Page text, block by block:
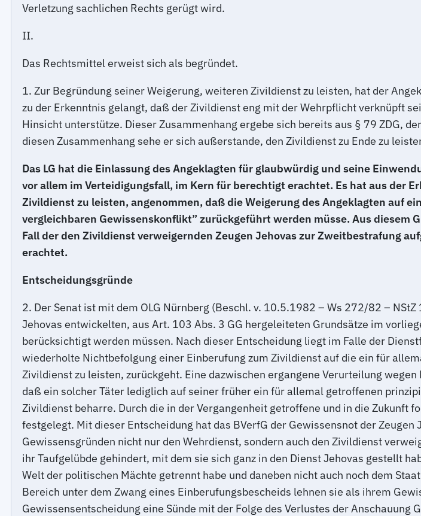
Verletzung sachlichen Rechts gerügt wird.
II.
Das Rechtsmittel erweist sich als begründet.
1. Zur Begründung seiner Weigerung, weiteren Zivildienst zu leisten, hat der
zu der Erkenntnis gelangt, daß der Zivildienst eng mit der Wehrpflicht verknüpft
Hinsicht unterstütze. Dieser Zusammenhang ergebe sich bereits aus § 79 ZDG,
diesen Zusammenhang sehe er sich außerstande, den Zivildienst zu Ende zu
Das LG hat die Einlassung des Angeklagten für glaubwürdig und seine
vor allem im Verteidigungsfall, im Kern für berechtigt erachtet. Es hat aus der
Zivildienst zu leisten, angenommen, daß die Weigerung des Angeklagten auf
vergleichbaren Gewissenskonflikt” zurückgeführt werden müsse. Aus diesem
Fall der den Zivildienst verweigernden Zeugen Jehovas zur Zweitbestrafung
erachtet.
Entscheidungsgründe
2. Der Senat ist mit dem OLG Nürnberg (Beschl. v. 10.5.1982 – Ws 272/82 –
Jehovas entwickelten, aus Art. 103 Abs. 3 GG hergeleiteten Grundsätze im
berücksichtigt werden müssen. Nach dieser Entscheidung liegt im Falle der
wiederholte Nichtbefolgung einer Einberufung zum Zivildienst auf die ein für
Zivildienst zu leisten, zurückgeht. Eine dazwischen ergangene Verurteilung
daß ein solcher Täter lediglich auf seiner früher ein für allemal getroffenen
Zivildienst beharre. Durch die in der Vergangenheit getroffene und in die Zukunft
festgelegt. Mit dieser Entscheidung hat das BVerfG der Gewissensnot der
Gewissensgründen nicht nur den Wehrdienst, sondern auch den Zivildienst
ihr Taufgelübde gehindert, mit dem sie sich ganz in den Dienst Jehovas gestellt
Welt der politischen Mächte getrennt habe und daneben nicht auch noch dem
Bereich unter dem Zwang eines Einberufungsbescheids lehnen sie als ihrem
Gewissensentscheidung eine Sünde mit der Folge des Verlustes der